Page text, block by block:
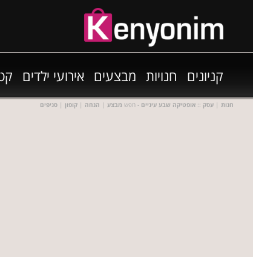
קניונים חנויות מבצעים אירועי ילדים
חנות | עסק :: אופטיקה שבע עיניים - חפש מבצע | הנחה | קופון | סניפים